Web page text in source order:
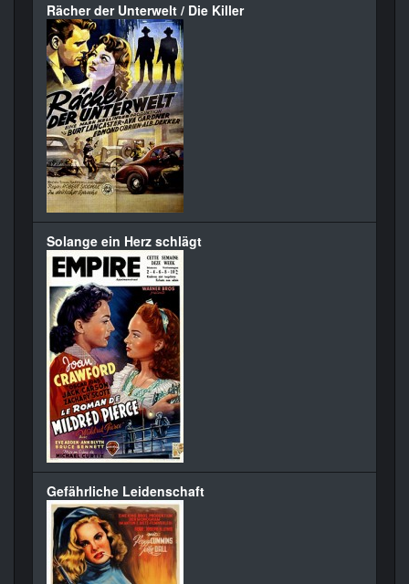
Rächer der Unterwelt / Die Killer
Solange ein Herz schlägt
Gefährliche Leidenschaft